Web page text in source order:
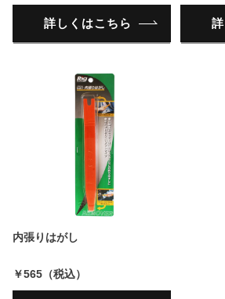
詳しくはこちら
内張りはがし
￥565（税込）